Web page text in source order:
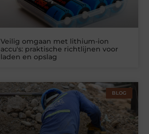
Veilig omgaan met lithium-ion
accu's: praktische richtlijnen voor
laden en opslag
BLOG